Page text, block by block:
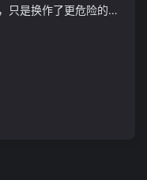
只是换作了更危险的灯